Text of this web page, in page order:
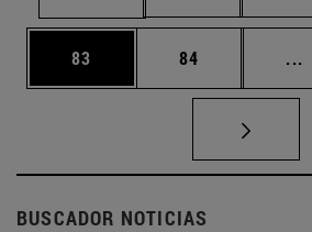
Página
83 Página
84 ...
BUSCADOR NOTICIAS